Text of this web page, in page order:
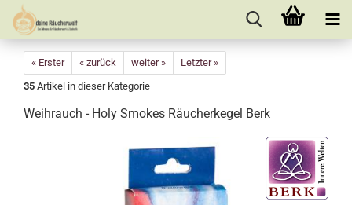
« Erster « zurück weiter »
Letzter »
35 Artikel in dieser Kategorie
Weihrauch - Holy Smokes Räucherkegel Berk